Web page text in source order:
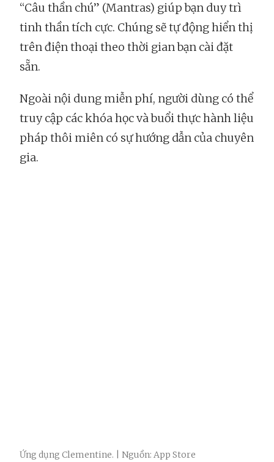
“Câu thần chú” (Mantras) giúp bạn duy trì
tinh thần tích cực. Chúng sẽ tự động hiển thị
trên điện thoại theo thời gian bạn cài đặt
sẵn.
Ngoài nội dung miễn phí, người dùng có thể
truy cập các khóa học và buổi thực hành liệu
pháp thôi miên có sự hướng dẫn của chuyên
gia.
Ứng dụng Clementine. | Nguồn: App Store